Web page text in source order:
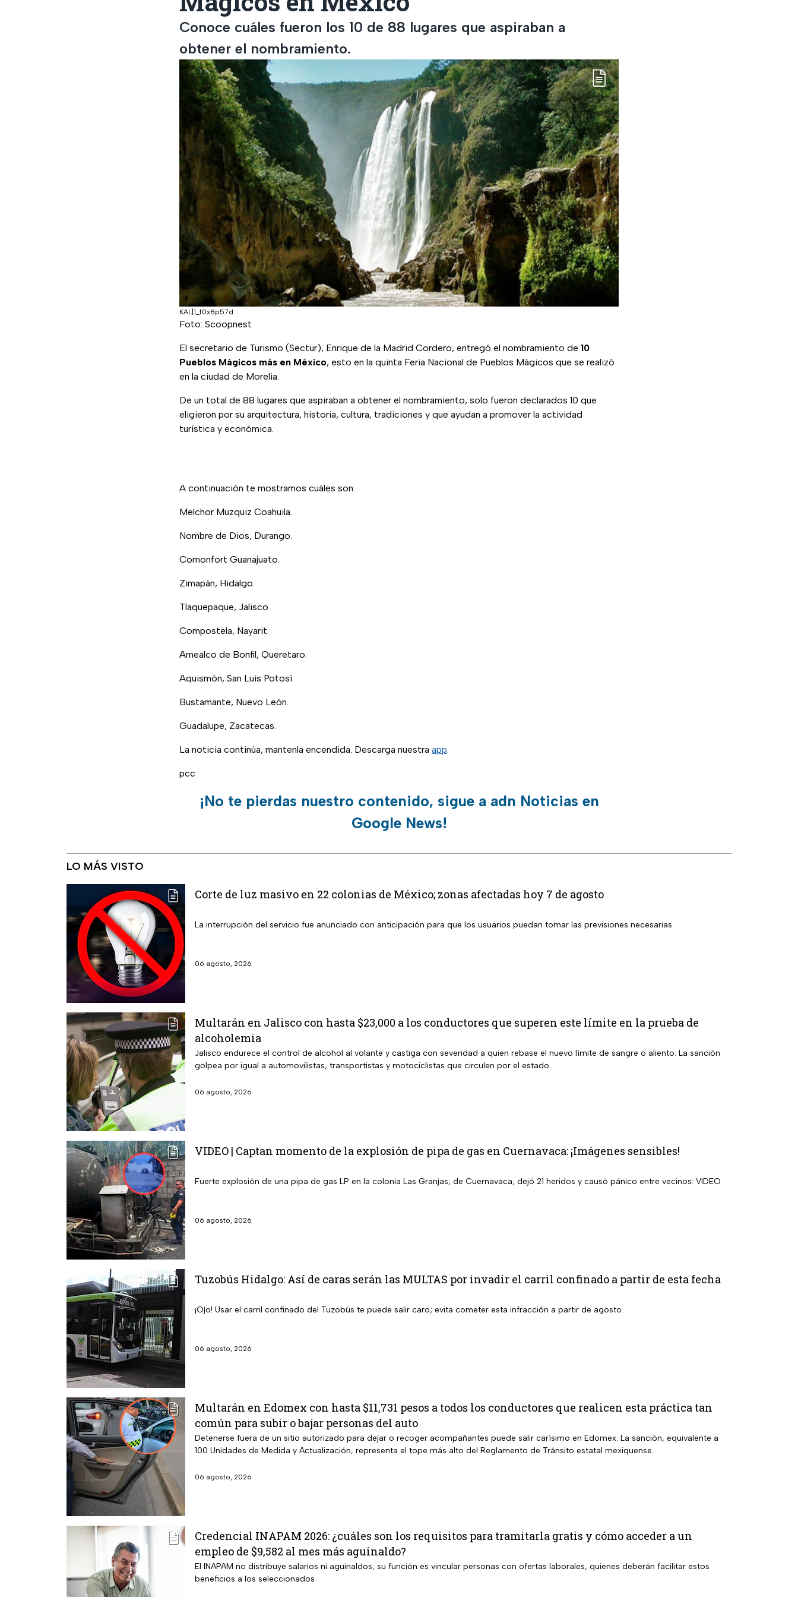
Conoce cuáles fueron los 10 de 88 lugares que aspiraban a
obtener el nombramiento.
KAL|1_f0x8p57d
Foto: Scoopnest
El secretario de Turismo (Sectur), Enrique de la Madrid Cordero, entregó el nombramiento de 10
Pueblos Mágicos más en México, esto en la quinta Feria Nacional de Pueblos Mágicos que se realizó
en la ciudad de Morelia.
De un total de 88 lugares que aspiraban a obtener el nombramiento, solo fueron declarados 10 que
eligieron por su arquitectura, historia, cultura, tradiciones y que ayudan a promover la actividad
turística y económica.
A continuación te mostramos cuáles son:
Melchor Muzquiz Coahuila.
Nombre de Dios, Durango.
Comonfort Guanajuato.
Zimapán, Hidalgo.
Tlaquepaque, Jalisco.
Compostela, Nayarit.
Amealco de Bonfil, Queretaro.
Aquismón, San Luis Potosí
Bustamante, Nuevo León.
Guadalupe, Zacatecas.
La noticia continúa, mantenla encendida. Descarga nuestra app.
pcc
¡No te pierdas nuestro contenido, sigue a adn Noticias en
Google News!
LO MÁS VISTO
Corte de luz masivo en 22 colonias de México; zonas afectadas hoy 7 de agosto
La interrupción del servicio fue anunciado con anticipación para que los usuarios puedan tomar las previsiones necesarias.
06 agosto, 2026
Multarán en Jalisco con hasta $23,000 a los conductores que superen este límite en la prueba de
alcoholemia
Jalisco endurece el control de alcohol al volante y castiga con severidad a quien rebase el nuevo límite de sangre o aliento. La sanción
golpea por igual a automovilistas, transportistas y motociclistas que circulen por el estado.
06 agosto, 2026
VIDEO | Captan momento de la explosión de pipa de gas en Cuernavaca: ¡Imágenes sensibles!
Fuerte explosión de una pipa de gas LP en la colonia Las Granjas, de Cuernavaca, dejó 21 heridos y causó pánico entre vecinos: VIDEO
06 agosto, 2026
Tuzobús Hidalgo: Así de caras serán las MULTAS por invadir el carril confinado a partir de esta fecha
¡Ojo! Usar el carril confinado del Tuzobús te puede salir caro; evita cometer esta infracción a partir de agosto.
06 agosto, 2026
Multarán en Edomex con hasta $11,731 pesos a todos los conductores que realicen esta práctica tan
común para subir o bajar personas del auto
Detenerse fuera de un sitio autorizado para dejar o recoger acompañantes puede salir carísimo en Edomex. La sanción, equivalente a
100 Unidades de Medida y Actualización, representa el tope más alto del Reglamento de Tránsito estatal mexiquense.
06 agosto, 2026
Credencial INAPAM 2026: ¿cuáles son los requisitos para tramitarla gratis y cómo acceder a un
empleo de $9,582 al mes más aguinaldo?
El INAPAM no distribuye salarios ni aguinaldos, su función es vincular personas con ofertas laborales, quienes deberán facilitar estos
beneficios a los seleccionados